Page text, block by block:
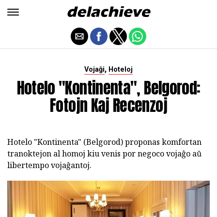
Vojaĝi, Hoteloj
Hotelo "Kontinenta", Belgorod:
Fotojn Kaj Recenzoj
Hotelo "Kontinenta" (Belgorod) proponas komfortan
tranoktejon al homoj kiu venis por negoco vojaĝo aŭ
libertempo vojaĝantoj.